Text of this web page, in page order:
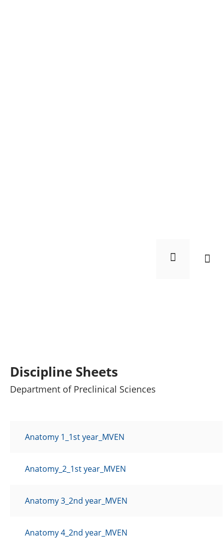
Discipline Sheets
Department of Preclinical Sciences
Anatomy 1_1st year_MVEN
Anatomy_2_1st year_MVEN
Anatomy 3_2nd year_MVEN
Anatomy 4_2nd year_MVEN